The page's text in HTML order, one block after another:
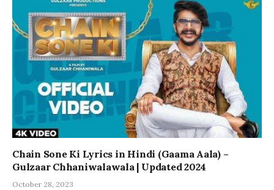
Chain Sone Ki Lyrics in Hindi (Gaama Aala) –
Gulzaar Chhaniwalawala | Updated 2024
October 28, 2023